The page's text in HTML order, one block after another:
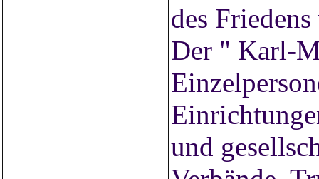
des
Der " Karl-
und